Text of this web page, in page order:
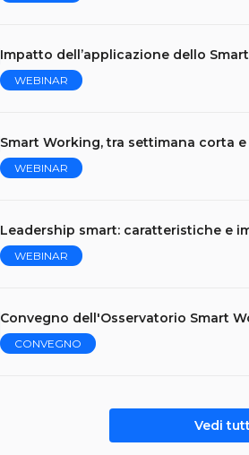
Impatto dell’applicazione dello
WEBINAR
Smart Working, tra settimana corta
WEBINAR
Leadership smart: caratteristiche e
WEBINAR
Convegno dell'Osservatorio Smart
CONVEGNO
Vedi